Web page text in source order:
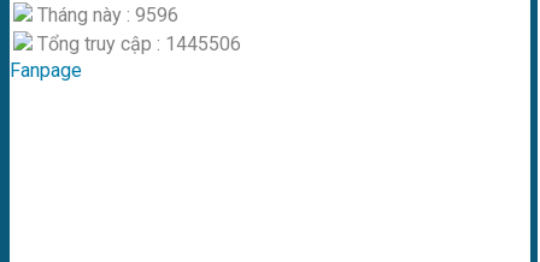
Tháng này : 9596
Tổng truy cập : 1445506
Fanpage